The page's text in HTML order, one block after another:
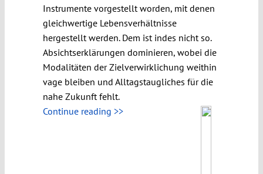
Instrumente vorgestellt worden, mit denen
gleichwertige Lebensverhältnisse
hergestellt werden. Dem ist indes nicht so.
Absichtserklärungen dominieren, wobei die
Modalitäten der Zielverwirklichung weithin
vage bleiben und Alltagstaugliches für die
nahe Zukunft fehlt.
Continue reading >>